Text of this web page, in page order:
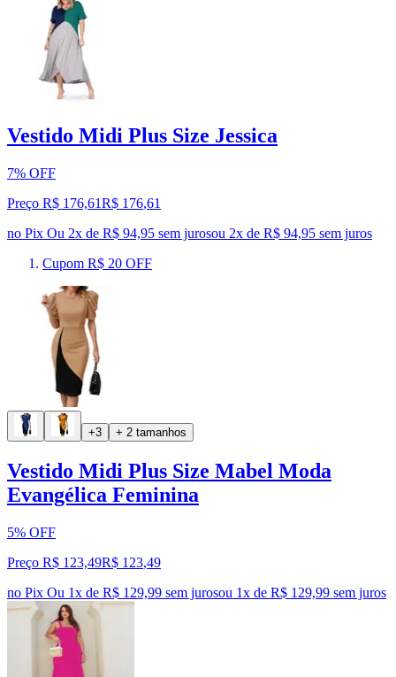
Vestido Midi Plus Size Jessica
7% OFF
Preço R$ 176,61R$ 176,61
no Pix Ou 2x de R$ 94,95 sem jurosou 2x de R$ 94,95 sem juros
Cupom R$ 20 OFF
+3 + 2 tamanhos
Vestido Midi Plus Size Mabel Moda
Evangélica Feminina
5% OFF
Preço R$ 123,49R$ 123,49
no Pix Ou 1x de R$ 129,99 sem jurosou 1x de R$ 129,99 sem juros